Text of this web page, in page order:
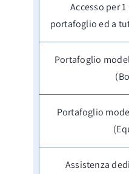
Accesso per
portafoglio ed a
Portafoglio
Portafoglio
Assistenza